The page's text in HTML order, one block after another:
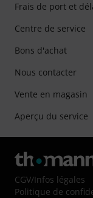
Frais de port et
Centre de service
Bons d'achat
Nous contacter
Vente en magasin
Aperçu du service
CGV/Infos légales
Politique de